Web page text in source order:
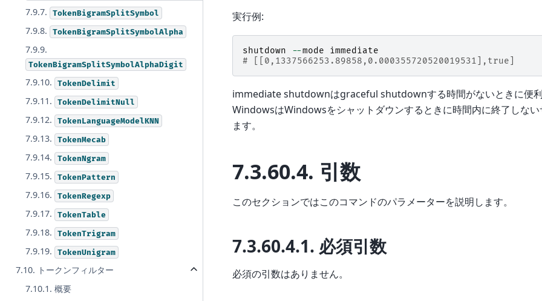
7.9.7. TokenBigramSplitSymbol
7.9.8. TokenBigramSplitSymbolAlpha
7.9.9.
TokenBigramSplitSymbolAlphaDigit
7.9.10. TokenDelimit
7.9.11. TokenDelimitNull
7.9.12. TokenLanguageModelKNN
7.9.13. TokenMecab
7.9.14. TokenNgram
7.9.15. TokenPattern
7.9.16. TokenRegexp
7.9.17. TokenTable
7.9.18. TokenTrigram
7.9.19. TokenUnigram
7.10. トークンフィルター
7.10.1. 概要
実行例:
shutdown --mode
immediate
# [[0,1337566253.89858,0.000355720520019531],true]
immediate shutdownはgraceful shutdownする時間がないときに便利
WindowsはWindowsをシャットダウンするときに時間内に終了しない
ます。
7.3.60.4. 引数
このセクションではこのコマンドのパラメーターを説明します。
7.3.60.4.1. 必須引数
必須の引数はありません。